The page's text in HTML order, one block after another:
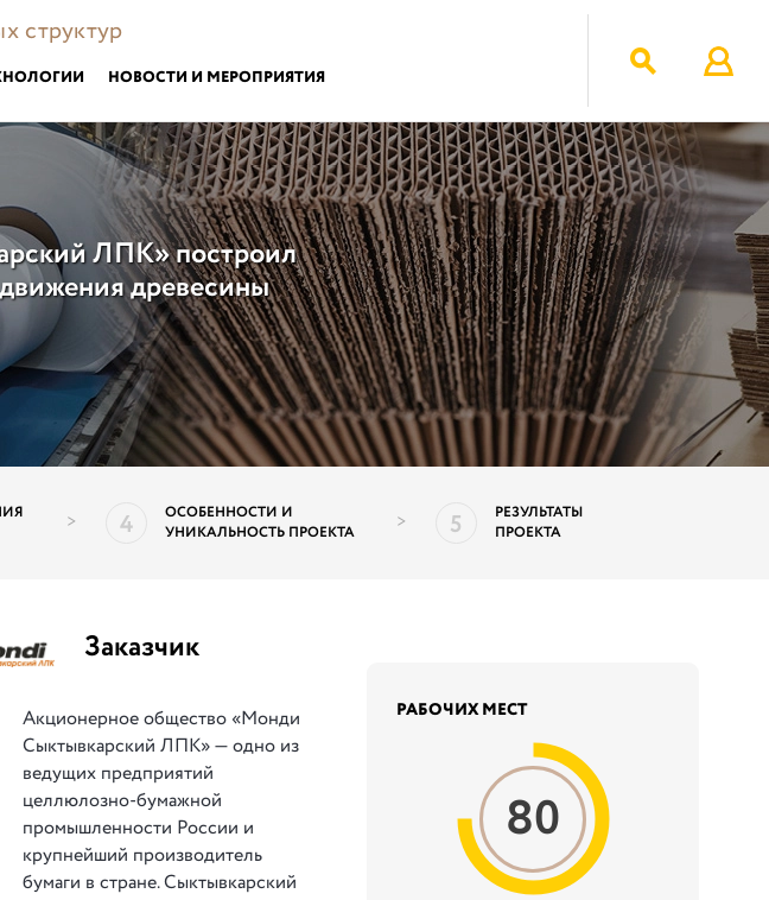
структур
НОВОСТИ И МЕРОПРИЯТИЯ
ЛПК» построил
древесины
> 4
ОСОБЕННОСТИ И
УНИКАЛЬНОСТЬ ПРОЕКТА
> 5
РЕЗУЛЬТАТЫ
ПРОЕКТА
Заказчик
Акционерное общество «Монди
Сыктывкарский ЛПК» — одно из
ведущих предприятий
целлюлозно-бумажной
промышленности России и
крупнейший производитель
бумаги в стране. Сыктывкарский
РАБОЧИХ МЕСТ
80